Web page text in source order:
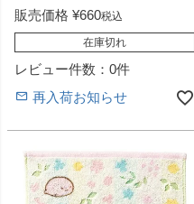
販売価格 ¥660税込
在庫切れ
レビュー件数：0件
再入荷お知らせ